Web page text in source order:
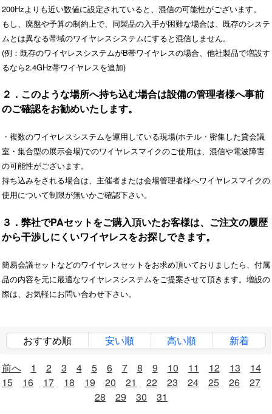
200Hzよりも近い数値に設定されていると、混信の可能性がございます。
もし、廃盤や予算の制約上で、同製品の入手が困難な場合は、既存のシステ
ムとは異なる帯域のワイヤレスシステムにすると混信しません。
(例：既存のワイヤレスシステムがB帯ワイヤレスの場合、他社製品で増設す
るなら2.4GHz帯ワイヤレスを追加)
２．このような場所へ持ち込む場合は設備の管理者様へ事前
のご確認をお勧めいたします。
・複数のワイヤレスシステムを運用している現場(ホテル・密集した貸会議
室・集合型の展示会場)でのワイヤレスマイクのご使用は、混信や電波障害
の可能性がございます。
持ち込みをされる場合は、主催者または会場管理者様へワイヤレスマイクの
使用について制限が無いかご確認下さい。
３．弊社でPAセットをご購入頂いたお客様は、ご注文の履歴
から干渉しにくいワイヤレスをお探しできます。
簡易会議セットなどのワイヤレスセットをお求め頂いておりましたら、付属
品の内容を元に最適なワイヤレスシステムをご提案させて頂きます。増設の
際は、お気軽にお問い合わせ下さい。
おすすめ順 安い順 高い順
新着
前へ
1 2 3 4 5 6 7 8 9 10 11 12 13
14
15
16 17 18 19 20 21 22 23 24 25 26
27
28
29 30 31